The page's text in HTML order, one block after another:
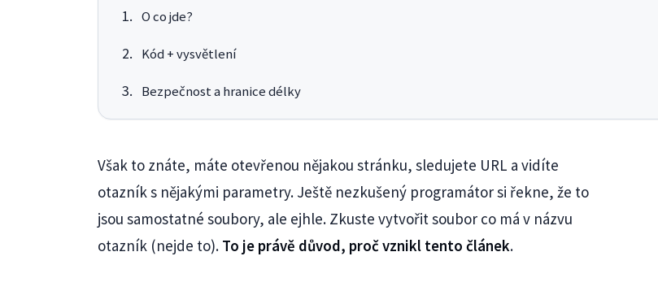
O co jde?
Kód + vysvětlení
Bezpečnost a hranice délky
Však to znáte, máte otevřenou nějakou stránku, sledujete URL a vidíte
otazník s nějakými parametry. Ještě nezkušený programátor si řekne, že to
jsou samostatné soubory, ale ejhle. Zkuste vytvořit soubor co má v názvu
otazník (nejde to). To je právě důvod, proč vznikl tento článek.